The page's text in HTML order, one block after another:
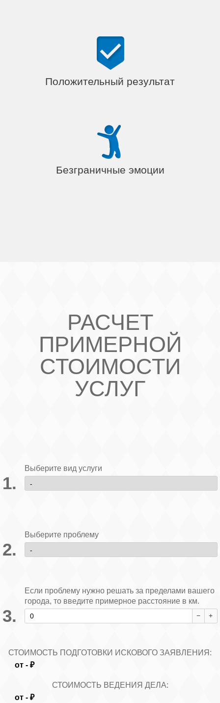
Положительный результат
Безграничные эмоции
РАСЧЕТ
ПРИМЕРНОЙ
СТОИМОСТИ
УСЛУГ
Выберите вид услуги
Выберите проблему
Если проблему нужно решать за пределами вашего
города, то введите примерное расстояние в км.
СТОИМОСТЬ ПОДГОТОВКИ ИСКОВОГО ЗАЯВЛЕНИЯ:
от - ₽
СТОИМОСТЬ ВЕДЕНИЯ ДЕЛА:
от - ₽